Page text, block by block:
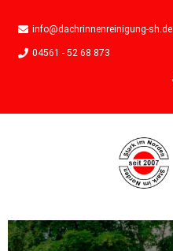
info@dachrinnenreinigung-sh.de
04561 - 52 68 873